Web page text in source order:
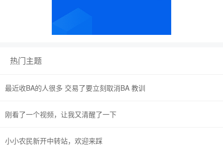
热门主题
最近收BA的人很多 交易了要立刻取消BA 教训
刚看了一个视频，让我又清醒了一下
小小农民新开中转站，欢迎来踩